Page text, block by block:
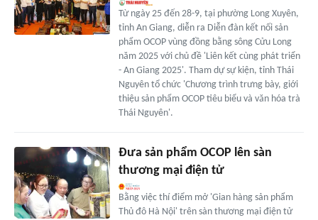
Từ ngày 25 đến 28-9, tại phường Long Xuyên,
tỉnh An Giang, diễn ra Diễn đàn kết nối sản
phẩm OCOP vùng đồng bằng sông Cửu Long
năm 2025 với chủ đề 'Liên kết cùng phát triển
- An Giang 2025'. Tham dự sự kiện, tỉnh Thái
Nguyên tổ chức 'Chương trình trưng bày, giới
thiệu sản phẩm OCOP tiêu biểu và văn hóa trà
Thái Nguyên'.
Đưa sản phẩm OCOP lên sàn
thương mại điện tử
Bằng việc thí điểm mở 'Gian hàng sản phẩm
Thủ đô Hà Nội' trên sàn thương mại điện tử